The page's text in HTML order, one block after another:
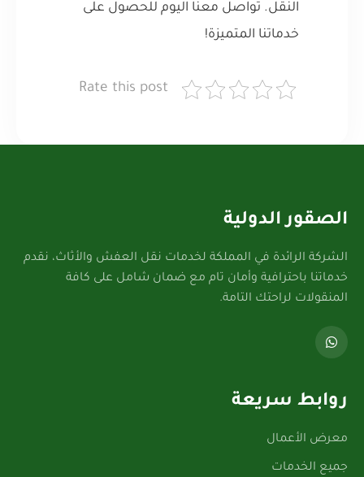
النقل. تواصل معنا اليوم للحصول على
خدماتنا المتميزة!
Rate this post
الصقور الدولية
الشركة الرائدة في المملكة لخدمات نقل العفش والأثاث، نقدم
خدماتنا باحترافية وأمان تام مع ضمان شامل على كافة
المنقولات لراحتك التامة.
روابط سريعة
معرض الأعمال
جميع الخدمات